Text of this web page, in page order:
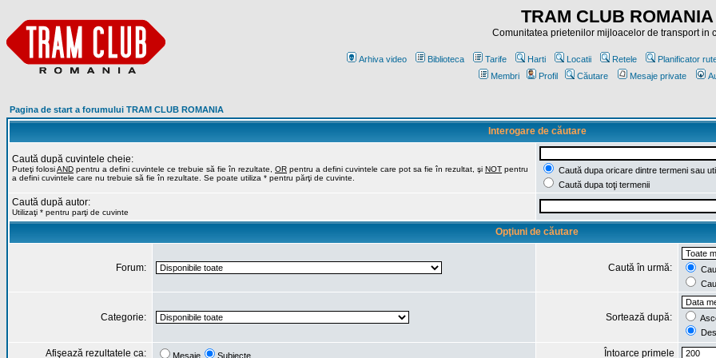
TRAM CLUB ROMANIA
Comunitatea prietenilor mijloacelor de transport in
Arhiva video Biblioteca Tarife Harti Locatii Retele
Planificator
Membri
Profil Căutare Mesaje private
Pagina de start a forumului TRAM CLUB ROMANIA
Interogare de căutare
Caută după cuvintele cheie:
Puteţi folosiAND pentru a defini cuvintele ce trebuie să fie în rezultate, OR pentru a defini cuvintele care pot sa fie în rezultat, şi NOT pentru
a defini cuvintele care nu trebuie să fie în rezultate. Se poate utiliza * pentru părţi de cuvinte.
Caută dupa oricare dintre termeni sau
Caută dupa toţi termenii
Caută după autor:
Utilizaţi * pentru parţi de cuvinte
Opţiuni de căutare
Forum: Caută în urmă:
Categorie: Sortează după:
Afişează rezultatele ca: Mesaje Subiecte Întoarce primele